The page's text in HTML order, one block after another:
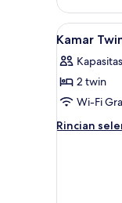
Kamar
Single
Superior,
Merokok
Lihat
semua
foto
untuk
Kamar
Twin
6
Kamar
2 twin
Wi-Fi
Rincian
Rincian